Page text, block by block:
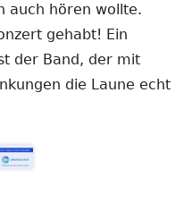
auch hören wollte.
gehabt! Ein
der Band, der mit
die Laune echt